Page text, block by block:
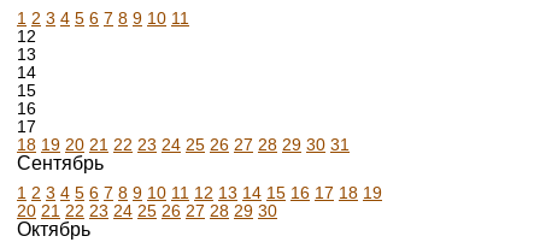
1 2 3 4 5 6 7 8 9 10 11
12
13
14
15
16
17
18 19 20 21 22 23 24 25 26 27 28 29 30 31
Сентябрь
1 2 3 4 5 6 7 8 9 10 11 12 13 14 15 16 17 18 19
20 21 22 23 24 25 26 27 28 29 30
Октябрь